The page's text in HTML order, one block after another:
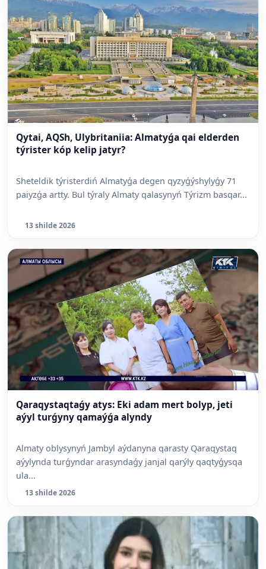
Qytai, AQSh, Ulybritaniia: Almatyǵa qai elderden
týrister kóp kelip jatyr?
Sheteldik týristerdiń Almatyǵa degen qyzyǵýshylyǵy 71
paiyzǵa artty. Bul týraly Almaty qalasynyń Týrizm basqar...
13 shilde 2026
Qaraqystaqtaǵy atys: Eki adam mert bolyp, jeti
aýyl turǵyny qamaýǵa alyndy
Almaty oblysynyń Jambyl aýdanyna qarasty Qaraqystaq
aýylynda turǵyndar arasyndaǵy janjal qarýly qaqtyǵysqa
ula...
13 shilde 2026